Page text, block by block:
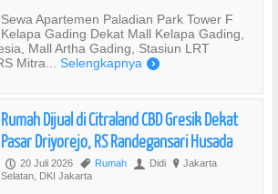
Sewa Apartemen Paladian Park Tower F
Kelapa Gading Dekat Mall Kelapa Gading,
Mall Artha Gading, Stasiun LRT
Mitra... Selengkapnya )
Rumah Dijual di Citraland CBD Gresik Dekat
Pasar Driyorejo, RS Randegansari Husada
P 20 Juli 2026 , Rumah U Didi ? Jakarta
Selatan, DKI Jakarta